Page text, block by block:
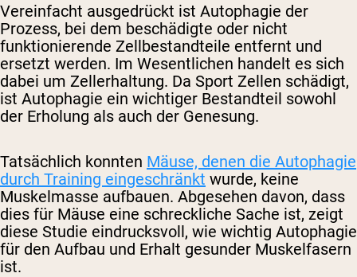
Vereinfacht ausgedrückt ist Autophagie der
Prozess, bei dem beschädigte oder nicht
funktionierende Zellbestandteile entfernt und
ersetzt werden. Im Wesentlichen handelt es sich
dabei um Zellerhaltung. Da Sport Zellen schädigt,
ist Autophagie ein wichtiger Bestandteil sowohl
der Erholung als auch der Genesung.
Tatsächlich konnten Mäuse, denen die Autophagie
durch Training eingeschränkt wurde, keine
Muskelmasse aufbauen. Abgesehen davon, dass
dies für Mäuse eine schreckliche Sache ist, zeigt
diese Studie eindrucksvoll, wie wichtig Autophagie
für den Aufbau und Erhalt gesunder Muskelfasern
ist.